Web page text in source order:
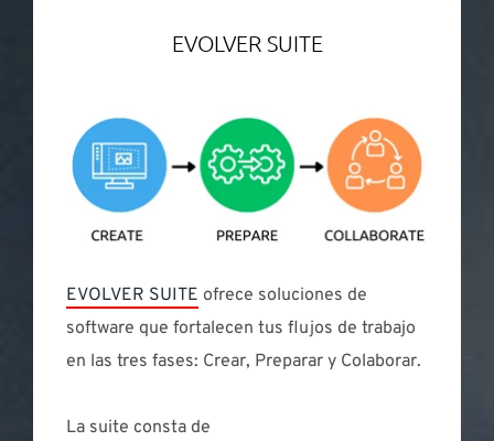
EVOLVER SUITE
EVOLVER SUITE ofrece soluciones de
software que fortalecen tus flujos de trabajo
en las tres fases: Crear, Preparar y Colaborar.
La suite consta de